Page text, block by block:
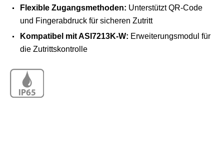
Flexible Zugangsmethoden: Unterstützt QR-Code
und Fingerabdruck für sicheren Zutritt
Kompatibel mit ASI7213K-W: Erweiterungsmodul für
die Zutrittskontrolle